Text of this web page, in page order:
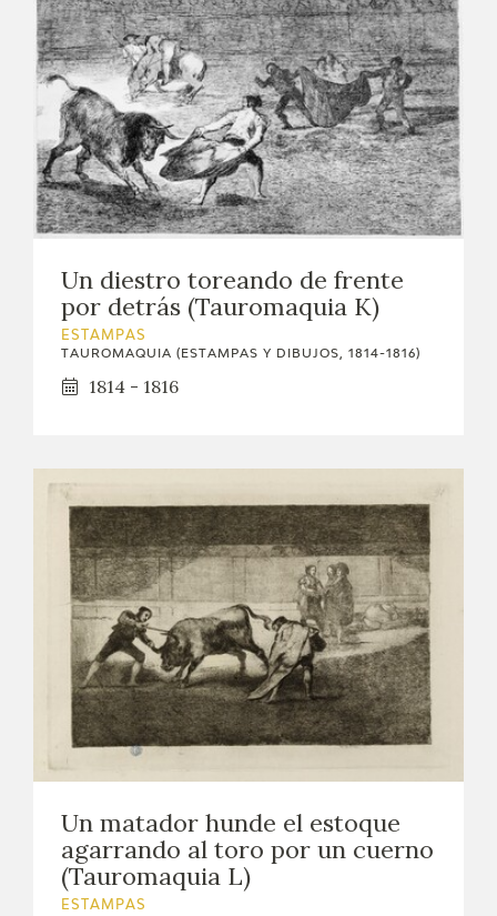
Un diestro toreando de frente
por detrás (Tauromaquia K)
ESTAMPAS
TAUROMAQUIA (ESTAMPAS Y DIBUJOS, 1814-1816)
1814 - 1816
Un matador hunde el estoque
agarrando al toro por un cuerno
(Tauromaquia L)
ESTAMPAS